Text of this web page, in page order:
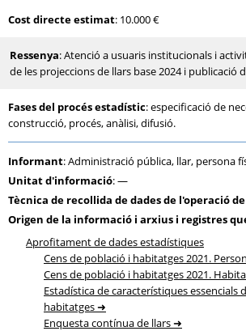
Cost directe estimat: 10.000 €
Ressenya: Atenció a usuaris institucionals i
de les projeccions de llars base 2024 i publicació
Fases del procés estadístic: especificació de
construcció, procés, anàlisi, difusió.
Informant: Administració pública, llar, persona
Unitat d'informació: —
Tècnica de recollida de dades de l'operació
Origen de la informació i arxius i registres
Aprofitament de dades estadístiques
Cens de població i habitatges 2021.
Cens de població i habitatges 2021.
Estadística de característiques essencials
habitatges
Enquesta contínua de llars